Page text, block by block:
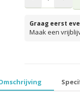
Graag eerst
Maak een